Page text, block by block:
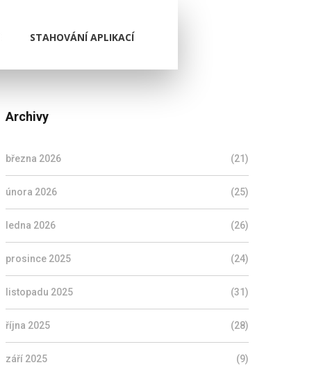
STAHOVÁNÍ APLIKACÍ
Archivy
března 2026 (21)
února 2026 (25)
ledna 2026 (26)
prosince 2025 (24)
listopadu 2025 (31)
října 2025 (28)
září 2025 (9)